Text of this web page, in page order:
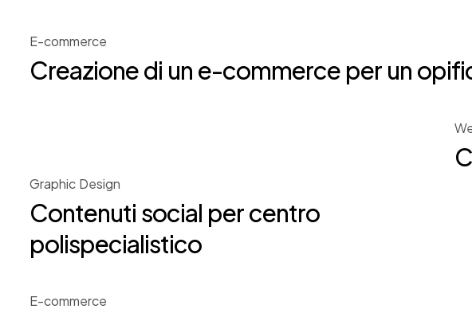
E-commerce
Creazione di un e-commerce per un
Graphic Design
Contenuti social per centro
polispecialistico
E-commerce